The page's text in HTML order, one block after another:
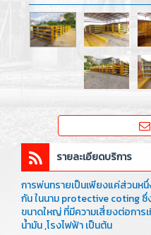
รายละเอียดบริการ
การพ่นทรายเป็นเพียงแค่ส่วนห
กัน ในนาม protective coting ซึ่
ขนาดใหญ่ ที่มีความเสี่ยงต่อการ
น้ำมัน ,โรงไฟฟ้า เป็นต้น